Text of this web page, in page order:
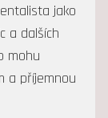
jako
a dalších
mohu
a příjemnou